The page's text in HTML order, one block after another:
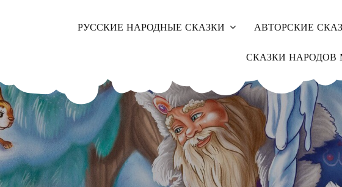
РУССКИЕ НАРОДНЫЕ СКАЗКИ АВТОРСКИЕ
СКАЗКИ НАРОДОВ